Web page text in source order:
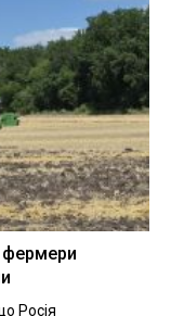
фермери
Росія